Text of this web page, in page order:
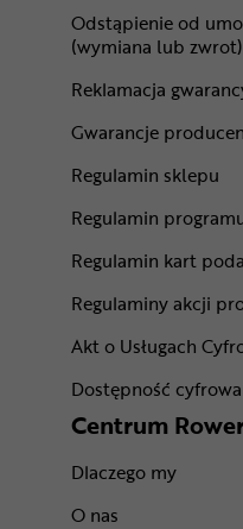
Odstąpienie od
(wymiana lub zwrot)
Reklamacja
Gwarancje
Regulamin sklepu
Regulamin
Regulamin kart
Regulaminy akcji
Akt o Usługach
Dostępność cyfrowa
Centrum
Dlaczego my
O nas